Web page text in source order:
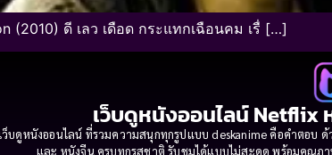
(2010) ดี เลว เดือด กระแทกเฉือนคม เรื่ […]
เว็บดูหนังออนไลน์ Netflix
บดูหนังออนไลน์ ที่รวมความสนุกทุกรูปแบบ deskanime คือคำตอบ
และ หนังจีน ครบทุกรสชาติ รับชมได้แบบไม่สะดุด พร้อมคุณภ